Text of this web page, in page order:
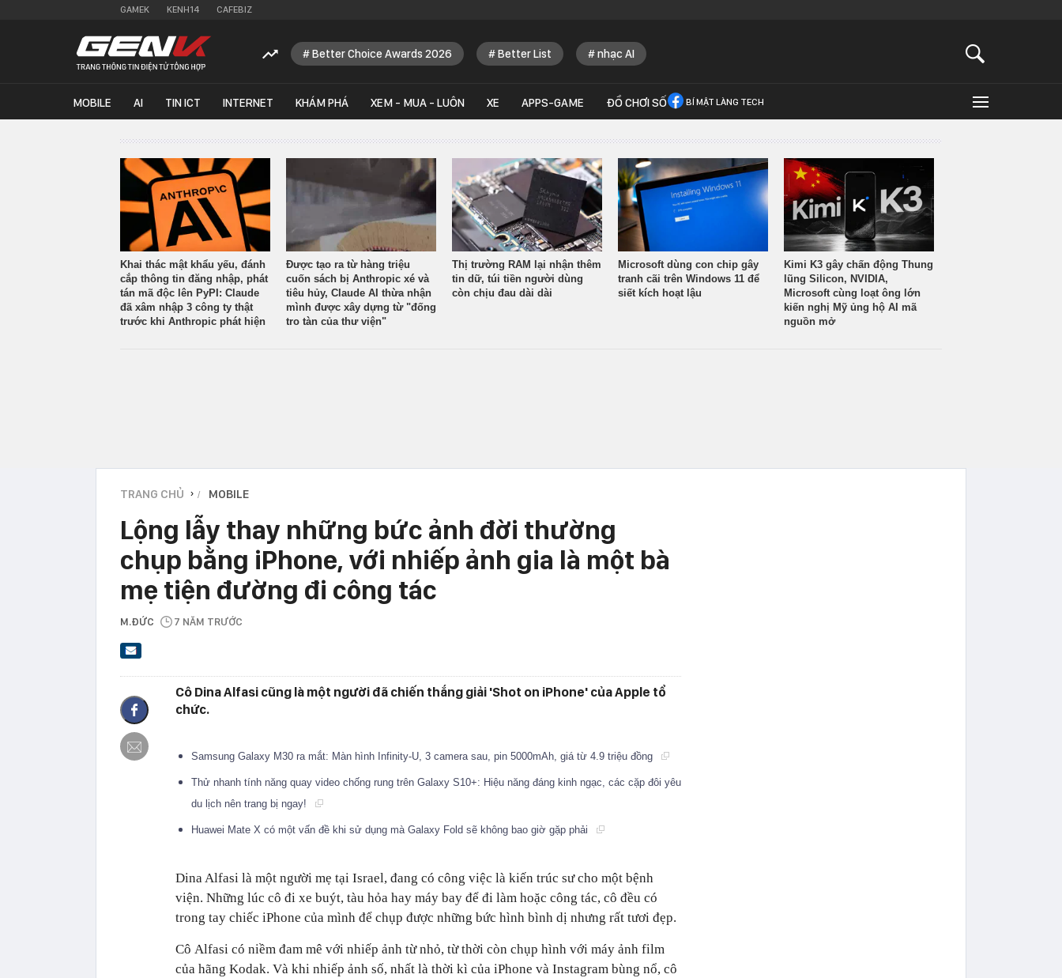
GAMEK KENH14 CAFEBIZ
Better Choice Awards 2026 Better List nhạc AI
MOBILE AI TIN ICT INTERNET KHÁM PHÁ XEM - MUA - LUÔN XE APPS-GAME ĐỒ CHƠI SỐ BÍ MẬT LÀNG TECH
Khai thác mật khẩu yếu, đánh
cắp thông tin đăng nhập, phát
tán mã độc lên PyPI: Claude
đã xâm nhập 3 công ty thật
trước khi Anthropic phát hiện
Được tạo ra từ hàng triệu
cuốn sách bị Anthropic xé và
tiêu hủy, Claude AI thừa nhận
mình được xây dựng từ "đống
tro tàn của thư viện"
Thị trường RAM lại nhận thêm
tin dữ, túi tiền người dùng
còn chịu đau dài dài
Microsoft dùng con chip gây
tranh cãi trên Windows 11 để
siết kích hoạt lậu
Kimi K3 gây chấn động Thung
lũng Silicon, NVIDIA,
Microsoft cùng loạt ông lớn
kiến nghị Mỹ ủng hộ AI mã
nguồn mở
TRANG CHỦ › MOBILE
Lộng lẫy thay những bức ảnh đời thường
chụp bằng iPhone, với nhiếp ảnh gia là một bà
mẹ tiện đường đi công tác
M.ĐỨC 7 NĂM TRƯỚC
Cô Dina Alfasi cũng là một người đã chiến thắng giải 'Shot on iPhone' của Apple tổ
chức.
Samsung Galaxy M30 ra mắt: Màn hình Infinity-U, 3 camera sau, pin 5000mAh, giá từ 4.9 triệu đồng
Thử nhanh tính năng quay video chống rung trên Galaxy S10+: Hiệu năng đáng kinh ngạc, các cặp đôi yêu
du lịch nên trang bị ngay!
Huawei Mate X có một vấn đề khi sử dụng mà Galaxy Fold sẽ không bao giờ gặp phải
Dina Alfasi là một người mẹ tại Israel, đang có công việc là kiến trúc sư cho một bệnh
viện. Những lúc cô đi xe buýt, tàu hỏa hay máy bay để đi làm hoặc công tác, cô đều có
trong tay chiếc iPhone của mình để chụp được những bức hình bình dị nhưng rất tươi đẹp.
Cô Alfasi có niềm đam mê với nhiếp ảnh từ nhỏ, từ thời còn chụp hình với máy ảnh film
của hãng Kodak. Và khi nhiếp ảnh số, nhất là thời kì của iPhone và Instagram bùng nổ, cô